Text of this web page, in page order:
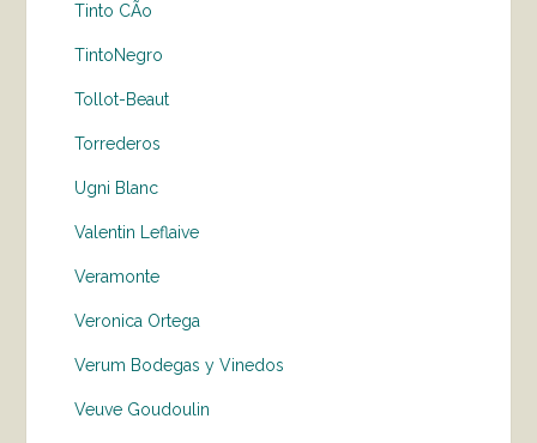
Tinto CÃo
TintoNegro
Tollot-Beaut
Torrederos
Ugni Blanc
Valentin Leflaive
Veramonte
Veronica Ortega
Verum Bodegas y Vinedos
Veuve Goudoulin